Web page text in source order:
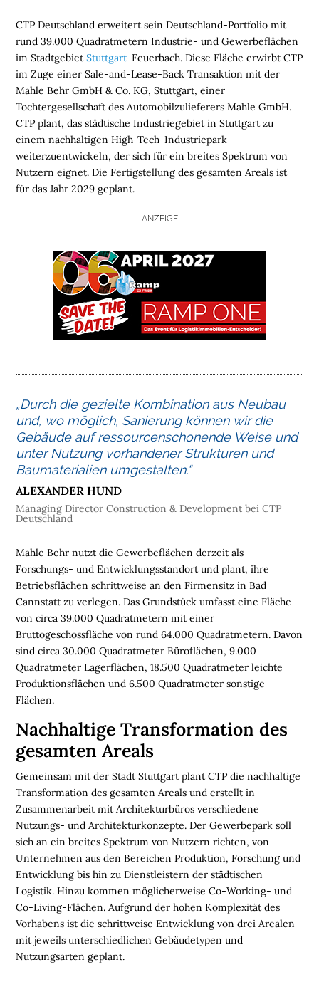
H
O
E
L
O
G
I
S
T
K
M
M
O
B
I
L
I
E
N
O
G
S
T
I
K
R
E
G
I
O
N
E
N
CTP Deutschland erweitert sein Deutschland-Portfolio mit
rund 39.000 Quadratmetern Industrie- und Gewerbeflächen
im StadtgebietStuttgart-Feuerbach. Diese Fläche erwirbt CTP
im Zuge einer Sale-and-Lease-Back Transaktion mit der
Mahle Behr GmbH & Co. KG, Stuttgart, einer
Tochtergesellschaft des Automobilzulieferers Mahle GmbH.
CTP plant, das städtische Industriegebiet in Stuttgart zu
einem nachhaltigen High-Tech-Industriepark
weiterzuentwickeln, der sich für ein breites Spektrum von
Nutzern eignet. Die Fertigstellung des gesamten Areals ist
für das Jahr 2029 geplant.
Mahle Behr nutzt die Gewerbeflächen derzeit als
Forschungs- und Entwicklungsstandort und plant, ihre
Betriebsflächen schrittweise an den Firmensitz in Bad
Cannstatt zu verlegen. Das Grundstück umfasst eine Fläche
von circa 39.000 Quadratmetern mit einer
Bruttogeschossfläche von rund 64.000 Quadratmetern. Davon
sind circa 30.000 Quadratmeter Büroflächen, 9.000
Quadratmeter Lagerflächen, 18.500 Quadratmeter leichte
Produktionsflächen und 6.500 Quadratmeter sonstige
Flächen.
Nachhaltige Transformation des
gesamten Areals
Gemeinsam mit der Stadt Stuttgart plant CTP die nachhaltige
Transformation des gesamten Areals und erstellt in
Zusammenarbeit mit Architekturbüros verschiedene
Nutzungs- und Architekturkonzepte. Der Gewerbepark soll
sich an ein breites Spektrum von Nutzern richten, von
Unternehmen aus den Bereichen Produktion, Forschung und
Entwicklung bis hin zu Dienstleistern der städtischen
Logistik. Hinzu kommen möglicherweise Co-Working- und
Co-Living-Flächen. Aufgrund der hohen Komplexität des
Vorhabens ist die schrittweise Entwicklung von drei Arealen
mit jeweils unterschiedlichen Gebäudetypen und
Nutzungsarten geplant.
ANZEIGE
„Durch die gezielte Kombination aus Neubau
und, wo möglich, Sanierung können wir die
Gebäude auf ressourcenschonende Weise und
unter Nutzung vorhandener Strukturen und
Baumaterialien umgestalten.“
ALEXANDER HUND
Managing Director Construction & Development bei CTP
Deutschland